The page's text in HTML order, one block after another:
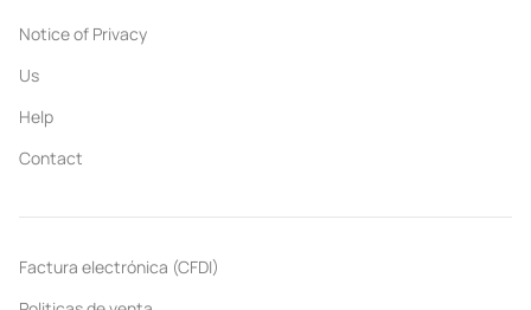
Notice of Privacy
Us
Help
Contact
Factura electrónica (CFDI)